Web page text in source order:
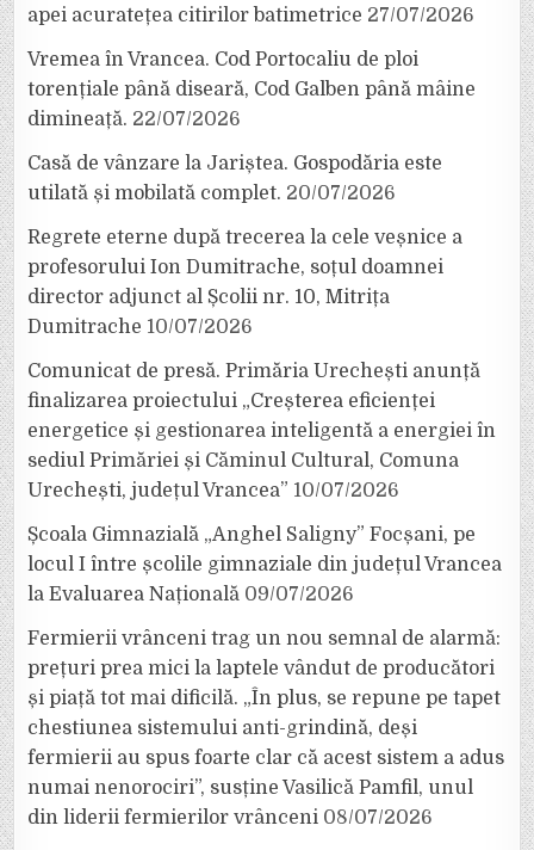
apei acuratețea citirilor batimetrice 27/07/2026
Vremea în Vrancea. Cod Portocaliu de ploi
torențiale până diseară, Cod Galben până mâine
dimineață. 22/07/2026
Casă de vânzare la Jariștea. Gospodăria este
utilată și mobilată complet. 20/07/2026
Regrete eterne după trecerea la cele veșnice a
profesorului Ion Dumitrache, soțul doamnei
director adjunct al Școlii nr. 10, Mitrița
Dumitrache 10/07/2026
Comunicat de presă. Primăria Urechești anunță
finalizarea proiectului „Creșterea eficienței
energetice și gestionarea inteligentă a energiei în
sediul Primăriei și Căminul Cultural, Comuna
Urechești, județul Vrancea” 10/07/2026
Școala Gimnazială „Anghel Saligny” Focșani, pe
locul I între școlile gimnaziale din județul Vrancea
la Evaluarea Națională 09/07/2026
Fermierii vrânceni trag un nou semnal de alarmă:
prețuri prea mici la laptele vândut de producători
și piață tot mai dificilă. „În plus, se repune pe tapet
chestiunea sistemului anti-grindină, deși
fermierii au spus foarte clar că acest sistem a adus
numai nenorociri”, susține Vasilică Pamfil, unul
din liderii fermierilor vrânceni 08/07/2026